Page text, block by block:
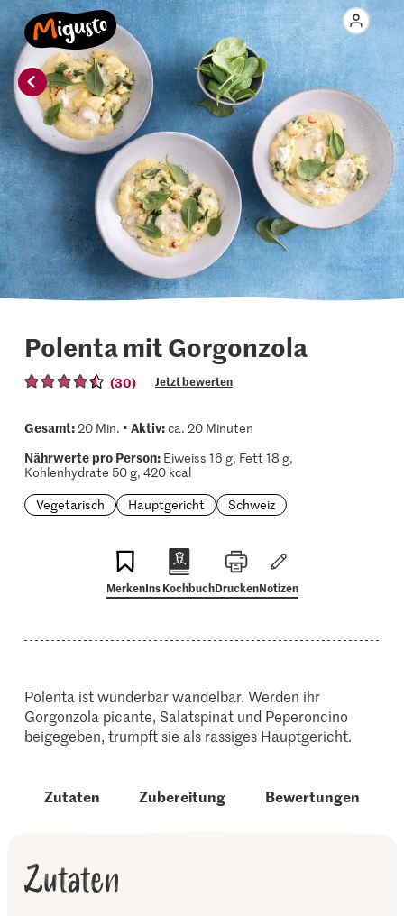
Polenta mit Gorgonzola
(30) Jetzt bewerten
Gesamt:20 Min. • Aktiv:ca. 20 Minuten
Nährwerte pro Person:Eiweiss 16 g, Fett 18 g,
Kohlenhydrate 50 g, 420 kcal
Vegetarisch
Hauptgericht Schweiz
MerkenIns KochbuchDruckenNotizen
Polenta ist wunderbar wandelbar. Werden ihr
Gorgonzola picante, Salatspinat und Peperoncino
beigegeben, trumpft sie als rassiges Hauptgericht.
Zutaten Zubereitung Bewertungen
Zutaten